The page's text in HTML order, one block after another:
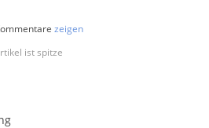
ist spitze
zeigen